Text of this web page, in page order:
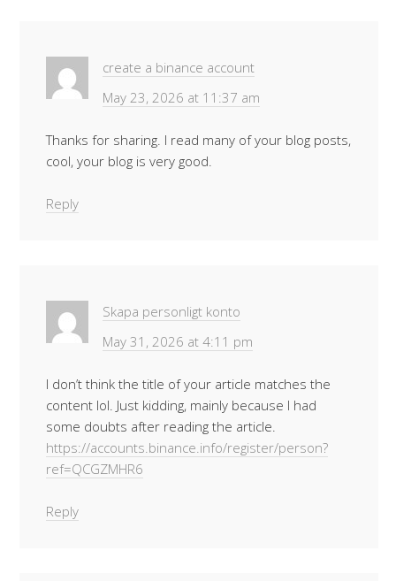
create a binance account
May 23, 2026 at 11:37 am
Thanks for sharing. I read many of your blog posts,
cool, your blog is very good.
Reply
Skapa personligt konto
May 31, 2026 at 4:11 pm
I don’t think the title of your article matches the
content lol. Just kidding, mainly because I had
some doubts after reading the article.
https://accounts.binance.info/register/person?
ref=QCGZMHR6
Reply